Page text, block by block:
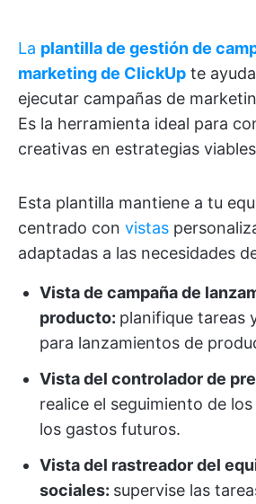
La plantilla de gestión de
marketing de ClickUp te
ejecutar campañas de
Es la herramienta ideal para
creativas en estrategias
Esta plantilla mantiene a tu
centrado con vistas
adaptadas a las necesidades
Vista de campaña de
producto: planifique tareas
para lanzamientos de
Vista del controlador de
realice el seguimiento de
los gastos futuros.
Vista del rastreador del
sociales: supervise las